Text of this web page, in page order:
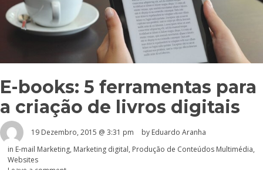
E-books: 5 ferramentas para
a criação de livros digitais
19 Dezembro, 2015 @ 3:31 pm by Eduardo Aranha
in E-mail Marketing, Marketing digital, Produção de Conteúdos Multimédia,
Websites